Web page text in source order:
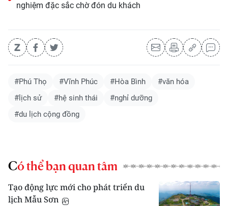
nghiệm đặc sắc chờ đón du khách
#Phú Thọ #Vĩnh Phúc #Hòa Bình
#văn hóa
#lịch sử
#hệ sinh thái
#nghỉ dưỡng
#du lịch cộng đồng
Có thể bạn quan tâm
Tạo động lực mới cho phát triển du
lịch Mẫu Sơn